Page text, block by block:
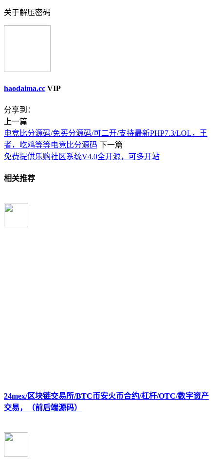
关于解压密码
haodaima.cc VIP
分享到：
上一篇
电竞比分源码/免买分源码/可二开/支持最新PHP7.3/LOL，王
者，吃鸡等等电竞比分源码 下一篇
免费提供乐购社区系统V4.0全开源，可多开站
相关推荐
24mex/区块链交易所/BTC币安火币合约/杠杆/OTC/数字资产
交易，（前后端源码）